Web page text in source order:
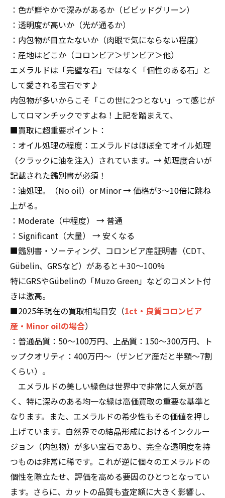
：色が鮮やかで深みがあるか（ビビッドグリーン）
：透明度が高いか（光が通るか）
：内包物が目立たないか（肉眼で気にならない程度）
：産地はどこか（コロンビア＞ザンビア＞他）
エメラルドは「完璧な石」ではなく「個性のある石」と
して愛される宝石です♪
内包物が多いからこそ「この世に2つとない」って感じが
してロマンチックですよね！上記を踏まえて、
■買取に超重要ポイント：
：オイル処理の程度：エメラルドはほぼ全てオイル処理
（クラックに油を注入）されています。→ 処理度合いが
記載された鑑別書が必須！
：油処理。（No oil）or Minor → 価格が3〜10倍に跳ね
上がる。
：Moderate（中程度） → 普通
：Significant（大量） → 安くなる
■鑑別書・ソーティング、コロンビア産証明書（CDT、
Gübelin、GRSなど）があると＋30〜100%
特にGRSやGübelinの「Muzo Green」などのコメント付
きは激高。
■2025年現在の買取相場目安（1ct・良質コロンビア
産・Minor oilの場合）
：普通品質：50〜100万円、上品質：150〜300万円、ト
ップクオリティ：400万円〜（ザンビア産だと半額〜7割
くらい）。
エメラルドの美しい緑色は世界中で非常に人気が高
く、特に深みのある均一な緑は高価買取の重要な基準と
なります。また、エメラルドの希少性もその価値を押し
上げています。自然界での結晶形成におけるインクルー
ジョン（内包物）が多い宝石であり、完全な透明度を持
つものは非常に稀です。これが逆に個々のエメラルドの
個性を際立たせ、評価を高める要因のひとつとなってい
ます。さらに、カットの品質も査定額に大きく影響し、